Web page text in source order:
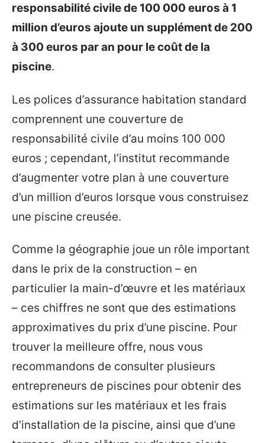
responsabilité civile de 100 000 euros à 1
million d’euros ajoute un supplément de 200
à 300 euros par an pour le coût de la
piscine.
Les polices d’assurance habitation standard
comprennent une couverture de
responsabilité civile d’au moins 100 000
euros ; cependant, l’institut recommande
d’augmenter votre plan à une couverture
d’un million d’euros lorsque vous construisez
une piscine creusée.
Comme la géographie joue un rôle important
dans le prix de la construction – en
particulier la main-d’œuvre et les matériaux
– ces chiffres ne sont que des estimations
approximatives du prix d’une piscine. Pour
trouver la meilleure offre, nous vous
recommandons de consulter plusieurs
entrepreneurs de piscines pour obtenir des
estimations sur les matériaux et les frais
d’installation de la piscine, ainsi que d’une